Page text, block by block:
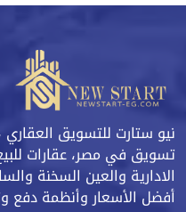
نيو ستارت للتسويق
تسويق في مصر، عقارات
الادارية والعين السخنة
أفضل الأسعار وأنظمة دفع